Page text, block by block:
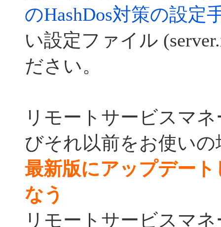
のHashDos対策の設定
い設定ファイル
ださい。
リモートサービスマ
びそれ以前をお使いの
最新版にアップデー
なう
リモートサービスマ